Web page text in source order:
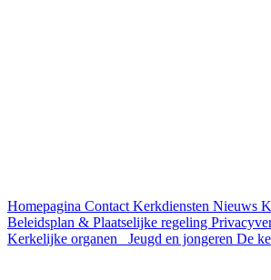
Homepagina Contact Kerkdiensten Nieuws
Beleidsplan & Plaatselijke regeling
Kerkelijke organen
Jeugd en jongeren De